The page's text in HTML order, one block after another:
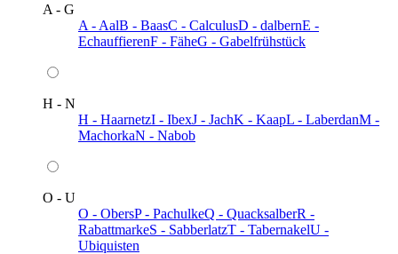
A - G
A - AalB - BaasC - CalculusD - dalbernE -
EchauffierenF - FäheG - Gabelfrühstück
H - N
H - HaarnetzI - IbexJ - JachK - KaapL - LaberdanM -
MachorkaN - Nabob
O - U
O - ObersP - PachulkeQ - QuacksalberR -
RabattmarkeS - SabberlatzT - TabernakelU -
Ubiquisten